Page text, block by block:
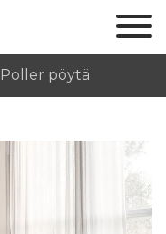
pöytä